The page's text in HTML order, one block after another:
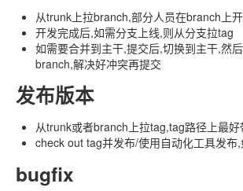
从trunk上拉branch,部分人员在branch上
开发完成后,如需分支上线,则从分支拉tag
如需要合并到主干,提交后,切换到主干,然
branch,解决好冲突再提交
发布版本
从trunk或者branch上拉tag,tag路径上最好
check out tag并发布/使用自动化工具发布
bugfix